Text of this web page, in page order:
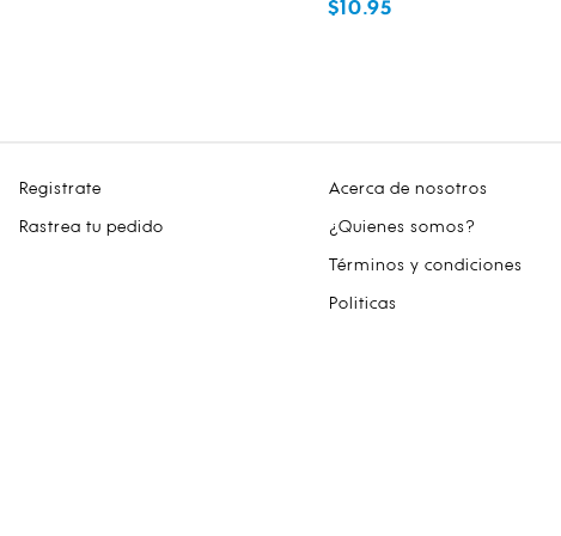
$10.95
Registrate
Rastrea tu pedido
Acerca de nosotros
¿Quienes somos?
Términos y condiciones
Politicas